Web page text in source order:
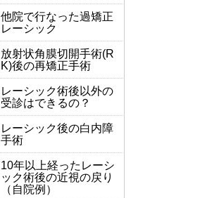
他院で行なった過矯正
レーシック
放射状角膜切開手術(R
K)後の再矯正手術
レーシック術後以外の
受診はできるの？
レーシック後の白内障
手術
10年以上経ったレーシ
ック術後の近視の戻り
（自院例）